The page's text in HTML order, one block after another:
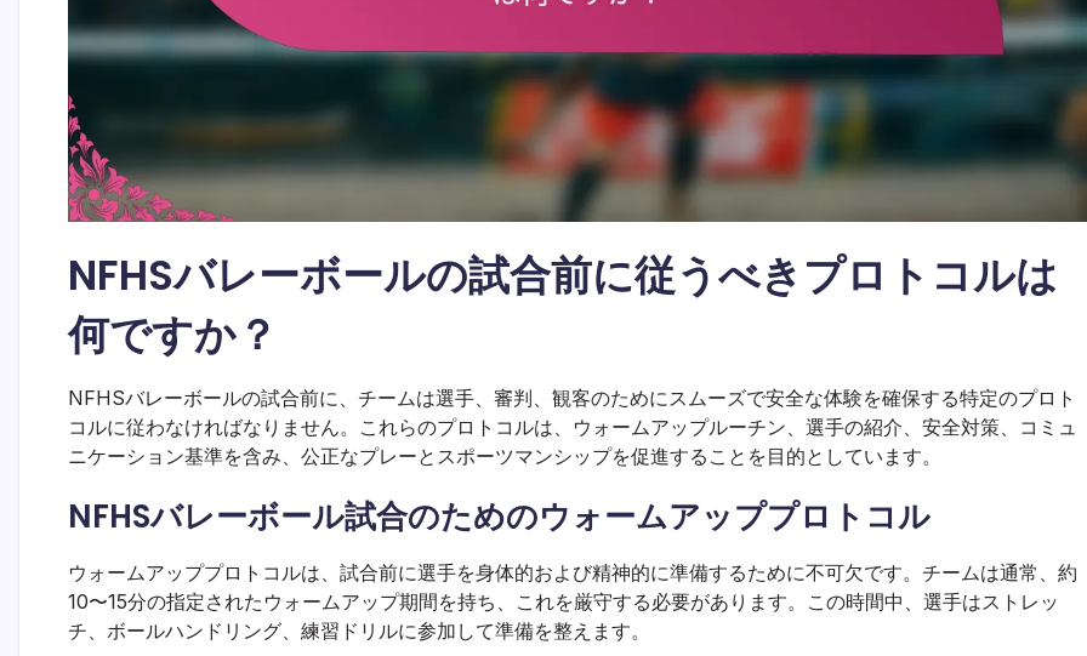
NFHSバレーボールの試合前に従うべきプロトコルは
何ですか？
NFHSバレーボールの試合前に、チームは選手、審判、観客のためにスムーズで安全な体験を確保する特定のプロト
コルに従わなければなりません。これらのプロトコルは、ウォームアップルーチン、選手の紹介、安全対策、コミュ
ニケーション基準を含み、公正なプレーとスポーツマンシップを促進することを目的としています。
NFHSバレーボール試合のためのウォームアッププロトコル
ウォームアッププロトコルは、試合前に選手を身体的および精神的に準備するために不可欠です。チームは通常、約
10〜15分の指定されたウォームアップ期間を持ち、これを厳守する必要があります。この時間中、選手はストレッ
チ、ボールハンドリング、練習ドリルに参加して準備を整えます。